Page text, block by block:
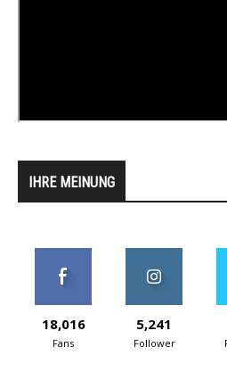
IHRE MEINUNG
18,016
Fans
5,241
Follower